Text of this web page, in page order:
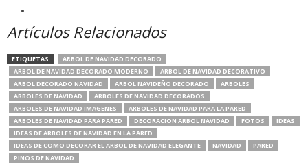
Artículos Relacionados
ETIQUETAS
ARBOL DE NAVIDAD DECORADO
ARBOL DE NAVIDAD DECORADO MODERNO
ARBOL DE NAVIDAD DECORATIVO
ARBOL DECORADO NAVIDAD
ARBOL NAVIDEÑO DECORADO
ARBOLES
ARBOLES DE NAVIDAD
ARBOLES DE NAVIDAD DECORADOS
ARBOLES DE NAVIDAD IMAGENES
ARBOLES DE NAVIDAD PARA LA PARED
ARBOLES DE NAVIDAD PARA PARED
DECORACION ARBOL NAVIDAD FOTOS
IDEAS
IDEAS DE ARBOLES DE NAVIDAD EN LA PARED
IDEAS DE COMO DECORAR EL ARBOL DE NAVIDAD ELEGANTE
NAVIDAD
PARED
PINOS DE NAVIDAD